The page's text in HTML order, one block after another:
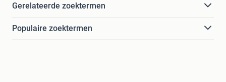
Gerelateerde zoektermen
Populaire zoektermen